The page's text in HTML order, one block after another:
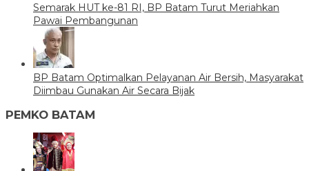
Semarak HUT ke-81 RI, BP Batam Turut Meriahkan
Pawai Pembangunan
BP Batam Optimalkan Pelayanan Air Bersih, Masyarakat
Diimbau Gunakan Air Secara Bijak
PEMKO BATAM